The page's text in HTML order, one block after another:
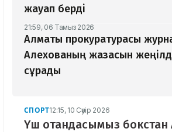
жауап берді
21:59, 06 Тамыз 2026
Алматы прокуратурасы
Алехованың жазасын
сұрады
СПОРТ12:15, 10 Сәуір 2026
Үш отандасымыз